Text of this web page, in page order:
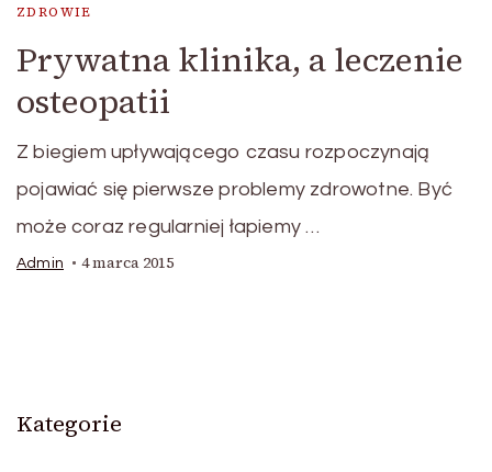
ZDROWIE
Prywatna klinika, a leczenie
osteopatii
Z biegiem upływającego czasu rozpoczynają
pojawiać się pierwsze problemy zdrowotne. Być
może coraz regularniej łapiemy …
Admin 4 marca 2015
Kategorie